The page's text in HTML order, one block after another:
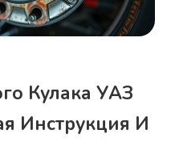
Кулака УАЗ
Инструкция И